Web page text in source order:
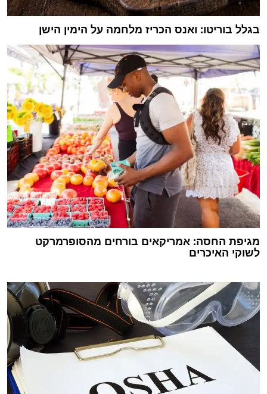
בגלל בוריטו: ואנס הכריז מלחמה על הימין הישן
מגיפת החסה: אמריקאים בורחים מהסופרמרקט
לשוקי האיכרים